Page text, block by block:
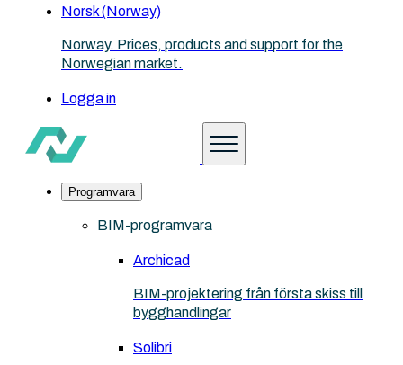
Norsk (Norway)
Norway. Prices, products and support for the
Norwegian market.
Logga in
Programvara
BIM-programvara
Archicad
BIM-projektering från första skiss till
bygghandlingar
Solibri